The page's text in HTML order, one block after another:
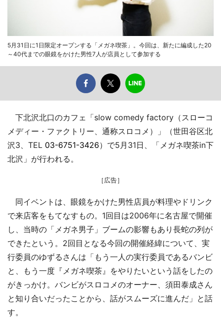
5月31日に1日限定オープンする「メガネ喫茶」。今回は、新たに編成した20
～40代までの眼鏡をかけた男性7人が店員として参加する
下北沢北口のカフェ「slow comedy factory（スローコ
メディー・ファクトリー、通称スロコメ）」（世田谷区北
沢3、TEL 03-6751-3426）で5月31日、「メガネ喫茶in下
北沢」が行われる。
［広告］
同イベントは、眼鏡をかけた男性店員が料理やドリンク
で来店客をもてなすもの。1回目は2006年に名古屋で開催
し、当時の「メガネ男子」ブームの影響もあり長蛇の列が
できたという。2回目となる今回の開催経緯について、実
行委員のゆずるさんは「もう一人の実行委員であるバンビ
と、もう一度『メガネ喫茶』をやりたいという話をしたの
がきっかけ。バンビがスロコメのオーナー、須田泰成さん
と知り合いだったことから、話がスムーズに進んだ」と話
す。